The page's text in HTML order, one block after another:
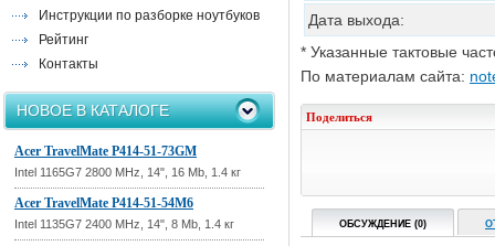
Инструкции по разборке ноутбуков
Рейтинг
Контакты
НОВОЕ В КАТАЛОГЕ
Acer TravelMate P414-51-73GM
Intel 1165G7 2800 MHz, 14", 16 Mb, 1.4 кг
Acer TravelMate P414-51-54M6
Intel 1135G7 2400 MHz, 14", 8 Mb, 1.4 кг
Дата выхода:
* Указанные тактовые
По материалам сайта:
Поделиться
ОБСУЖДЕНИЕ (0)